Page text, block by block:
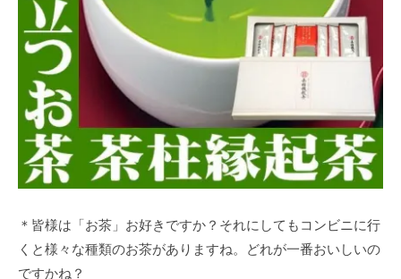
＊皆様は「お茶」お好きですか？それにしてもコンビニに行
くと様々な種類のお茶がありますね。どれが一番おいしいの
ですかね？